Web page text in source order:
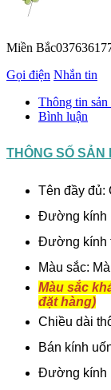
Miền Bắc
Gọi điện Nhắn tin
Thông tin sản
Bình luận
THÔNG SỐ SẢN
Tên đầy đủ:
Đường kính
Đường kính
Màu sắc:
Màu sắc
đặt hàng)
Chiều dài
Bán kính
Đường kính